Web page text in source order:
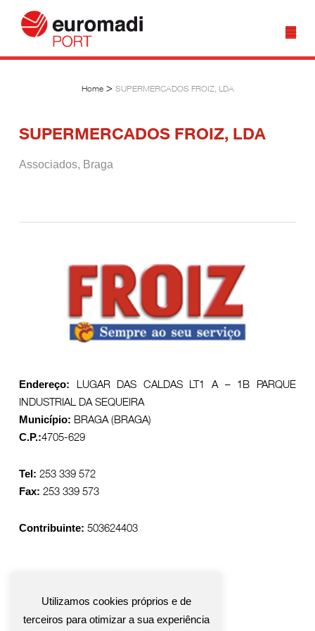
Home> SUPERMERCADOS FROIZ, LDA
SUPERMERCADOS FROIZ, LDA
Associados, Braga
Endereço: LUGAR DAS CALDAS LT1 A – 1B PARQUE
INDUSTRIAL DA SEQUEIRA
Município: BRAGA (BRAGA)
C.P.:4705-629
Tel: 253 339 572
Fax: 253 339 573
Contribuinte:503624403
Utilizamos cookies próprios e de
terceiros para otimizar a sua experiência